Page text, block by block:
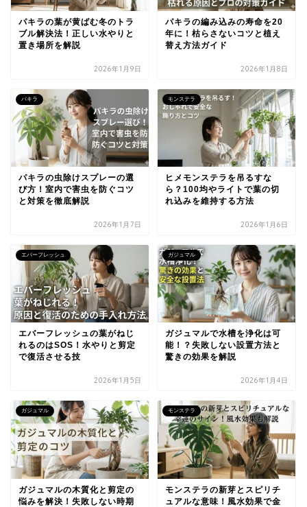
パキラの葉が黄ばむ冬のトラ
ブル解決法！正しい水やりと
置き場所を解説
2026年1月9日
パキラの編み込みの寿命を20
年に！枯らさないコツと植え
替え方法ガイド
2026年1月8日
パキラ
パキラの虫除けスプレーの選
び方！室内で害虫を防ぐコツ
と対策を徹底解説
2026年1月7日
モンステラ
ヒメモンステラを吊るすな
ら？100均やライトで葉の切
れ込みを維持する方法
2026年1月6日
エバーフレッシュ
エバーフレッシュの葉がねじ
れるのはSOS！水やりと剪定
で復活させる技
2026年1月5日
ガジュマル
ガジュマルで水槽を浄化は可
能！？失敗しない設置方法と
驚きの効果を解説
2026年1月4日
ガジュマル
ガジュマルの木質化と剪定の
悩みを解決！失敗しない時期
モンステラ
モンステラの新芽とスピリチ
ュアルな意味！風水効果で金